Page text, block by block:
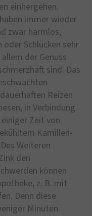
einhergehen.
immer wieder
zwar harmlos,
oder Schlucken sehr
der Genuss
sind. Das
Reizen
in Verbindung.
Zeit von
Kamillen-
Weiteren
den
können
z. B. mit
Denn diese
Minuten.